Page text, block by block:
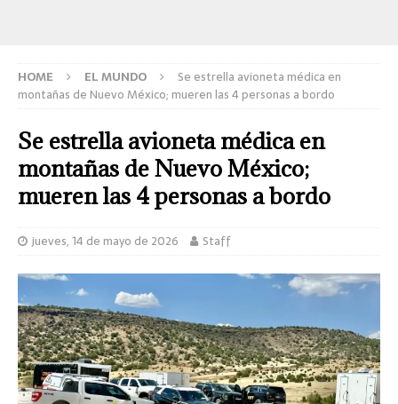
HOME EL MUNDO
Se estrella avioneta médica en
montañas de Nuevo México; mueren las 4 personas a bordo
Se estrella avioneta médica en
montañas de Nuevo México;
mueren las 4 personas a bordo
jueves, 14 de mayo de 2026 Staff